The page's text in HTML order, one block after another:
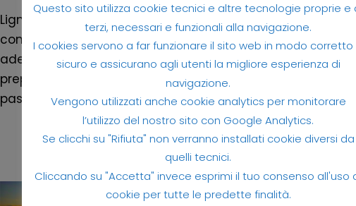
Lignano ci ha regalato grandi stagioni,
con concerti e spettacoli memorabili,
adesso dobbiamo pazientare, ma
prepariamoci al futuro, rivivendo il
passato.
Moonlightloren si rinnova
4 Marzo 2020
Lorenza Cesaratto
Io la mia città, la mia regione
Questo sito utilizza cookie tecnici e altre tecnologie proprie e
terzi, necessari e funzionali alla navigazione.
I cookies servono a far funzionare il sito web in modo corretto
sicuro e assicurano agli utenti la migliore esperienza di
navigazione.
Vengono utilizzati anche cookie analytics per monitorare
l’utilizzo del nostro sito con Google Analytics.
Se clicchi su "Rifiuta" non verranno installati cookie diversi da
quelli tecnici.
Cliccando su "Accetta" invece esprimi il tuo consenso all'uso
cookie per tutte le predette finalità.